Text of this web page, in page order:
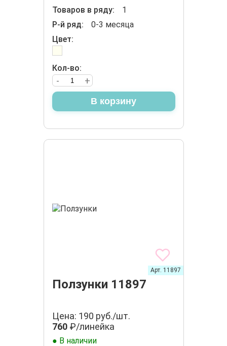
Товаров в ряду:
1
Р-й ряд:
0-3 месяца
Цвет:
Кол-во:
+
-
В корзину
Ползунки 11897
Арт. 11897
Цена: 190 руб./шт.
760₽/линейка
● В наличии